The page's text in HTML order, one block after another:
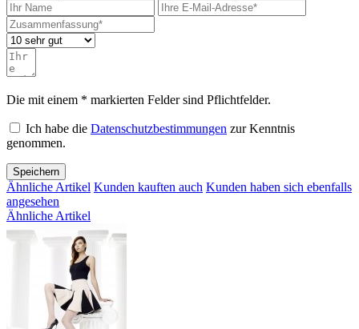
Die mit einem * markierten Felder sind Pflichtfelder.
Ich habe die Datenschutzbestimmungen zur Kenntnis
genommen.
Speichern
Ähnliche Artikel Kunden kauften auch Kunden haben sich ebenfalls
angesehen
Ähnliche Artikel